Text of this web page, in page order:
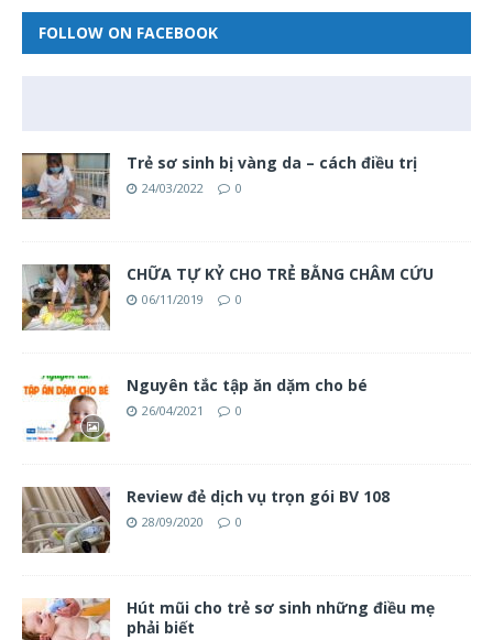
FOLLOW ON FACEBOOK
Trẻ sơ sinh bị vàng da – cách điều trị
24/03/2022 0
CHỮA TỰ KỶ CHO TRẺ BẰNG CHÂM CỨU
06/11/2019 0
Nguyên tắc tập ăn dặm cho bé
26/04/2021 0
Review đẻ dịch vụ trọn gói BV 108
28/09/2020 0
Hút mũi cho trẻ sơ sinh những điều mẹ
phải biết